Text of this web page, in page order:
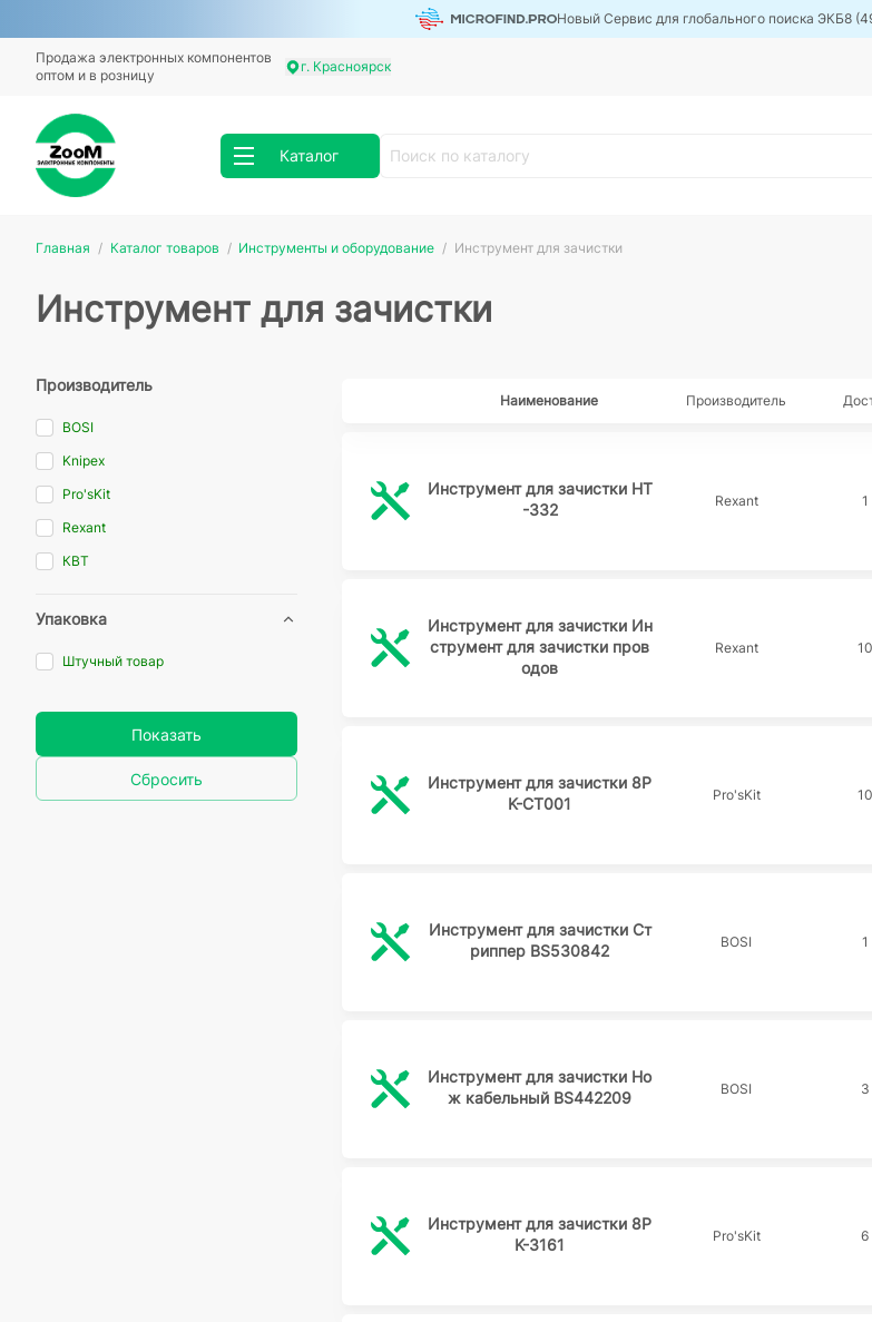
Новый Сервис для глобального поиска ЭКБ8
Продажа электронных компонентов
оптом и в розницу
г. Красноярск
Каталог
Главная Каталог товаров Инструменты и оборудование Инструмент для зачистки
Инструмент для зачистки
Производитель
BOSI
Knipex
Pro'sKit
Rexant
КВТ
Упаковка
Штучный товар
Показать
Сбросить
Наименование Производитель
Инструмент для зачистки HT
-332
Rexant
Инструмент для зачистки Ин
струмент для зачистки пров
одов
Rexant
Инструмент для зачистки 8P
K-CT001
Pro'sKit
Инструмент для зачистки Ст
риппер BS530842
BOSI
Инструмент для зачистки Но
ж кабельный BS442209
BOSI
Инструмент для зачистки 8P
K-3161
Pro'sKit 6